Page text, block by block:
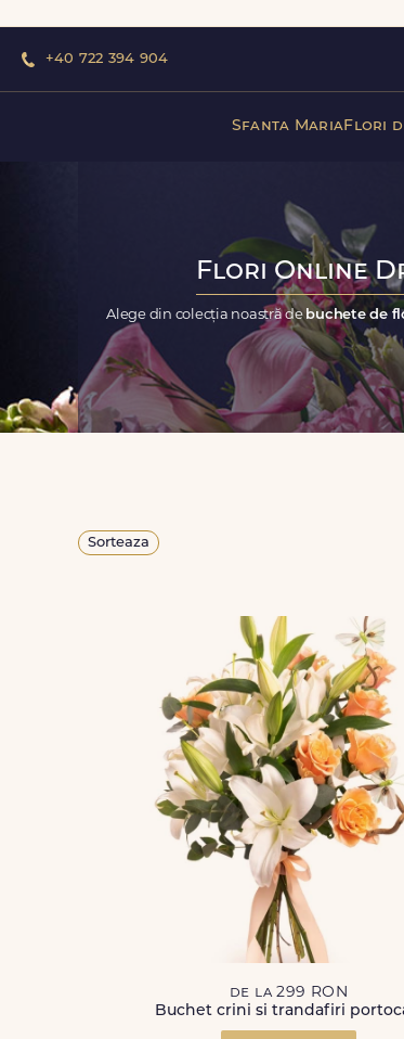
+40 722 394 904
Sfanta MariaFlori
Flori Online
Alege din colecția noastră de buchete de
Sorteaza
de la 299 RON
Buchet crini si trandafiri